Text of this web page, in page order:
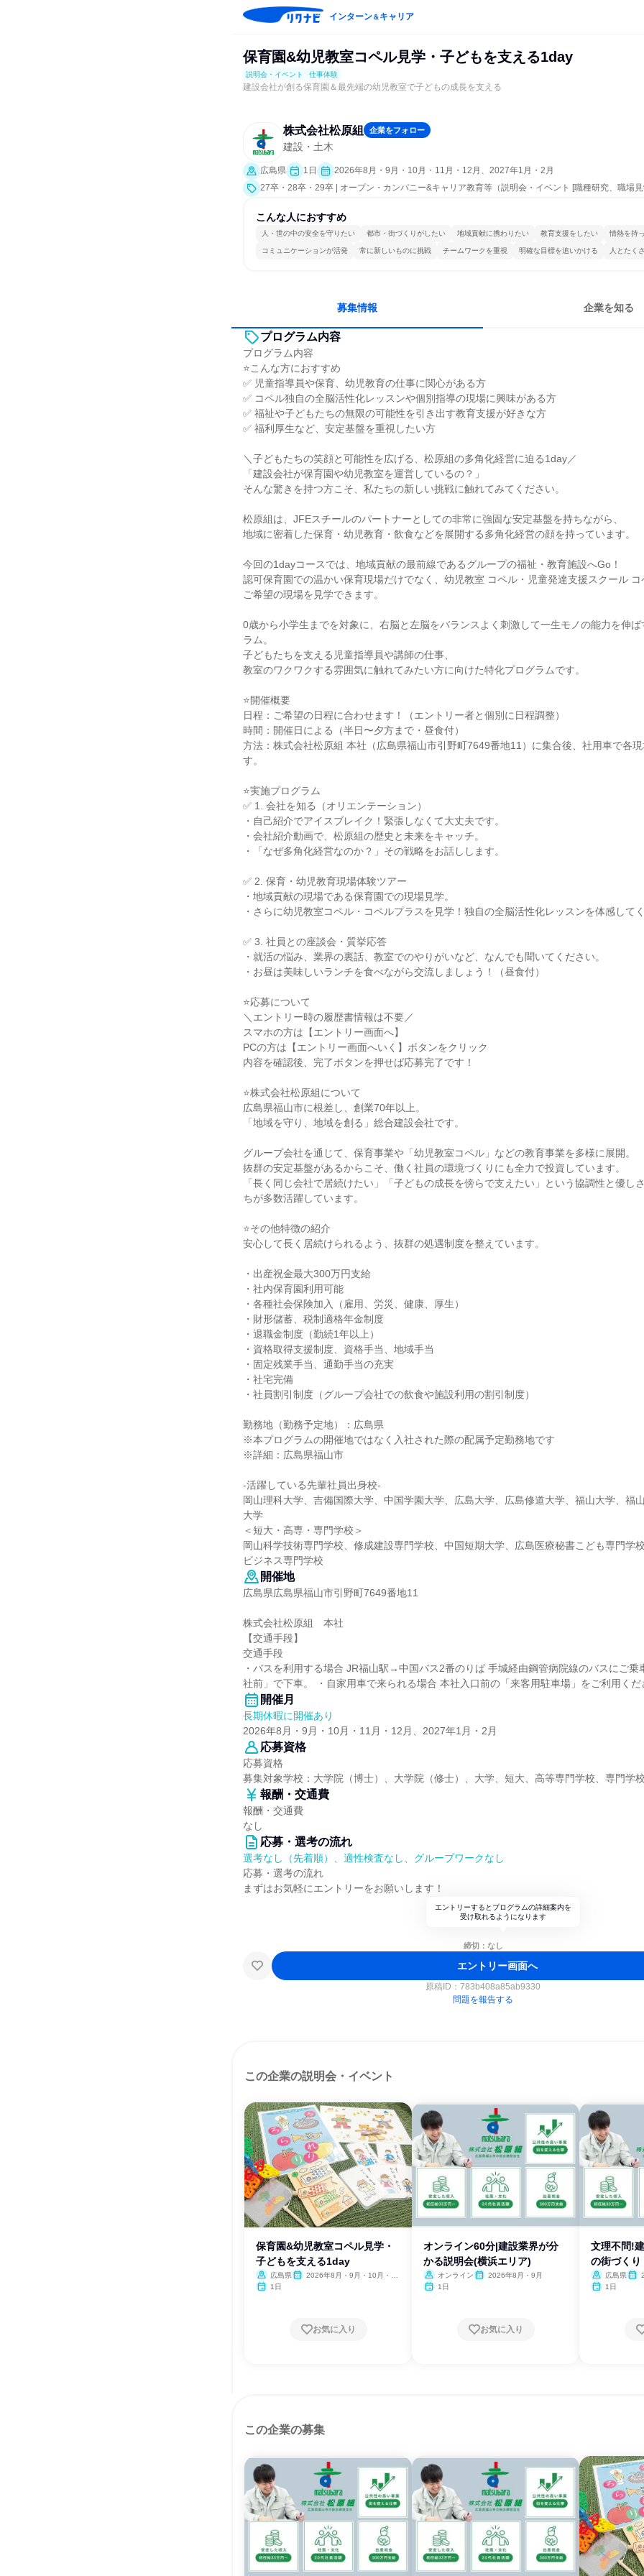
インターン＆キャリア
保育園&幼児教室コペル見学・子どもを支える1day
説明会・イベント 仕事体験
建設会社が創る保育園＆最先端の幼児教室で子どもの成長を支える
株式会社松原組 企業をフォロー
建設・土木
広島県 1日
2026年8月・9月・10月・11月・12月、2027年1月・2月
27卒・28卒・29卒 | オープン・カンパニー&キャリア教育等（説明会・イベント [職種研究、職場見
こんな人におすすめ
人・世の中の安全を守りたい 都市・街づくりがしたい 地域貢献に携わりたい 教育支援をしたい 情熱を持
コミュニケーションが活発 常に新しいものに挑戦 チームワークを重視 明確な目標を追いかける 人とたく
募集情報 企業を知る
プログラム内容
プログラム内容
⭐️こんな方におすすめ
✅ 児童指導員や保育、幼児教育の仕事に関心がある方
✅ コペル独自の全脳活性化レッスンや個別指導の現場に興味がある方
✅ 福祉や子どもたちの無限の可能性を引き出す教育支援が好きな方
✅ 福利厚生など、安定基盤を重視したい方
＼子どもたちの笑顔と可能性を広げる、松原組の多角化経営に迫る1day／
「建設会社が保育園や幼児教室を運営しているの？」
そんな驚きを持つ方こそ、私たちの新しい挑戦に触れてみてください。
松原組は、JFEスチールのパートナーとしての非常に強固な安定基盤を持ちながら、
地域に密着した保育・幼児教育・飲食などを展開する多角化経営の顔を持っています。
今回の1dayコースでは、地域貢献の最前線であるグループの福祉・教育施設へGo！
認可保育園での温かい保育現場だけでなく、幼児教室 コペル・児童発達支援スクール コ
ご希望の現場を見学できます。
0歳から小学生までを対象に、右脳と左脳をバランスよく刺激して一生モノの能力を伸ば
ラム。
子どもたちを支える児童指導員や講師の仕事、
教室のワクワクする雰囲気に触れてみたい方に向けた特化プログラムです。
⭐️開催概要
日程：ご希望の日程に合わせます！（エントリー者と個別に日程調整）
時間：開催日による（半日〜夕方まで・昼食付）
方法：株式会社松原組 本社（広島県福山市引野町7649番地11）に集合後、社用車で各現
す。
⭐️実施プログラム
✅ 1. 会社を知る（オリエンテーション）
・自己紹介でアイスブレイク！緊張しなくて大丈夫です。
・会社紹介動画で、松原組の歴史と未来をキャッチ。
・「なぜ多角化経営なのか？」その戦略をお話しします。
✅ 2. 保育・幼児教育現場体験ツアー
・地域貢献の現場である保育園での現場見学。
・さらに幼児教室コペル・コペルプラスを見学！独自の全脳活性化レッスンを体感してく
✅ 3. 社員との座談会・質挙応答
・就活の悩み、業界の裏話、教室でのやりがいなど、なんでも聞いてください。
・お昼は美味しいランチを食べながら交流しましょう！（昼食付）
⭐️応募について
＼エントリー時の履歴書情報は不要／
スマホの方は【エントリー画面へ】
PCの方は【エントリー画面へいく】ボタンをクリック
内容を確認後、完了ボタンを押せば応募完了です！
⭐️株式会社松原組について
広島県福山市に根差し、創業70年以上。
「地域を守り、地域を創る」総合建設会社です。
グループ会社を通じて、保育事業や「幼児教室コペル」などの教育事業を多様に展開。
抜群の安定基盤があるからこそ、働く社員の環境づくりにも全力で投資しています。
「長く同じ会社で居続けたい」「子どもの成長を傍らで支えたい」という協調性と優し
ちが多数活躍しています。
⭐️その他特徴の紹介
安心して長く居続けられるよう、抜群の処遇制度を整えています。
・出産祝金最大300万円支給
・社内保育園利用可能
・各種社会保険加入（雇用、労災、健康、厚生）
・財形儲蓄、税制適格年金制度
・退職金制度（勤続1年以上）
・資格取得支援制度、資格手当、地域手当
・固定残業手当、通勤手当の充実
・社宅完備
・社員割引制度（グループ会社での飲食や施設利用の割引制度）
勤務地（勤務予定地）：広島県
※本プログラムの開催地ではなく入社された際の配属予定勤務地です
※詳細：広島県福山市
-活躍している先輩社員出身校-
岡山理科大学、吉備国際大学、中国学園大学、広島大学、広島修道大学、福山大学、福
大学
＜短大・高専・専門学校＞
岡山科学技術専門学校、修成建設専門学校、中国短期大学、広島医療秘書こども専門学
ビジネス専門学校
開催地
広島県広島県福山市引野町7649番地11
株式会社松原組 本社
【交通手段】
交通手段
・バスを利用する場合 JR福山駅→中国バス2番のりば 手城経由鋼管病院線のバスにご乗
社前」で下車。 ・自家用車で来られる場合 本社入口前の「来客用駐車場」をご利用くだ
開催月
長期休暇に開催あり
2026年8月・9月・10月・11月・12月、2027年1月・2月
応募資格
応募資格
募集対象学校：大学院（博士）、大学院（修士）、大学、短大、高等専門学校、専門学校
報酬・交通費
報酬・交通費
なし
応募・選考の流れ
選考なし（先着順）、適性検査なし、グループワークなし
応募・選考の流れ
まずはお気軽にエントリーをお願いします！
エントリーするとプログラムの詳細案内を
受け取れるようになります
締切：なし
エントリー画面へ
原稿ID： 783b408a85ab9330
問題を報告する
この企業の説明会・イベント
保育園&幼児教室コペル見学・
子どもを支える1day
広島県
2026年8月・9月・10月・11
1日
お気に入り
オンライン60分|建設業界が分
かる説明会(横浜エリア)
オンライン
2026年8月・9月
1日
お気に入り
文理不問!
の街づくり
広島県
1日
この企業の募集